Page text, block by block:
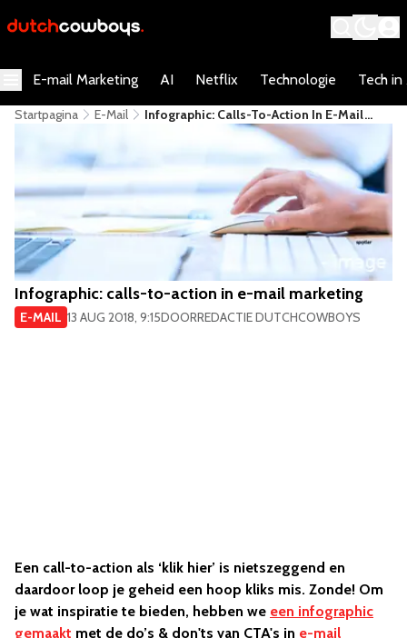
E-mail Marketing AI Netflix Technologie Tech in
Startpagina E-Mail
Infographic: Calls-To-Action In E-Mail
Infographic: calls-to-action in e-mail marketing
E-MAIL 13 AUG 2018, 9:15DOORREDACTIE DUTCHCOWBOYS
Een call-to-action als ‘klik hier’ is nietszeggend en
daardoor loop je geheid een hoop kliks mis. Zonde! Om
je wat inspiratie te bieden, hebben we een infographic
gemaakt met de do’s & don'ts van CTA's in e-mail